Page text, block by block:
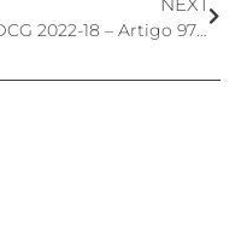
MDCG 2022-18 – Artigo 97 do Regulamento de Dispositivos Médicos da União Europeia